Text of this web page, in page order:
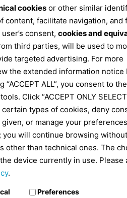
cookies or other similar
content, facilitate navigation, and
consent, cookies and
third parties, will be used to
targeted advertising. For more
the extended information notice
“ACCEPT ALL”, you consent to
Click “ACCEPT ONLY
types of cookies, deny
or manage your
you will continue browsing without
other than technical ones. The
device currently in use. Please
.
Preferences